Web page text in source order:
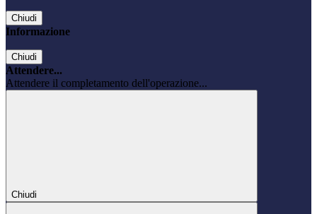
Chiudi
Informazione
Chiudi
Attendere...
Attendere il completamento dell'operazione...
Chiudi